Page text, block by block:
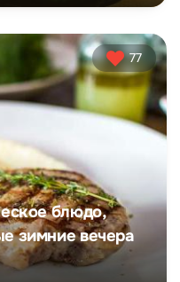
77
блюдо,
зимние вечера